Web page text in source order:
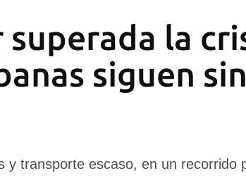
la
siguen sin
y transporte escaso, en un recorrido